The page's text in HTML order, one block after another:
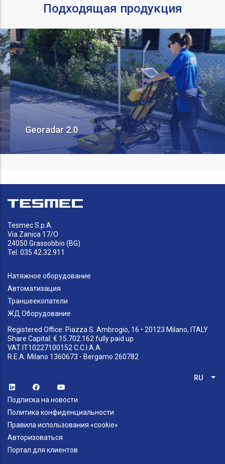
Подходящая продукция
Georadar 2.0
Tesmec S.p.A.
Via Zanica 17/O
24050 Grassobbio (BG)
Tel. 035 42.32.911
Натяжное оборудование
Автоматизация
Траншеекопатели
ЖД Оборудование
Registered Office: Piazza S. Ambrogio, 16 • 20123 Milano, ITALY
Share Capital: € 15.702.162 fully paid up
VAT IT10227100152 C.C.I.A.A.
R.E.A. Milano 1360673 - Bergamo 260782
RU
Подписка на новости
Политика конфиденциальности
Правила использования «cookie»
Авторизоваться
Портал для клиентов